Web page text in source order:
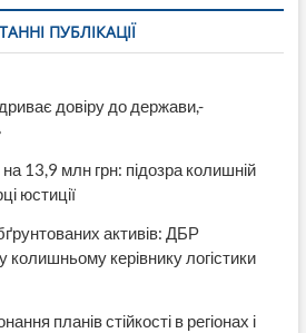
ПУБЛІКАЦІЇ
довіру до держави,-
13,9 млн грн: підозра колишній
юстиції
активів: ДБР
колишньому керівнику логістики
планів стійкості в регіонах і